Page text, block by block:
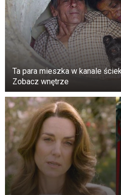
naukowców, którzy
niemu odkryją tajne
na fakt, że pergamin
bez względu na to, jak
używany. UV pomaga go
Jak czytamy w “Daily
odkrycie nastąpiło tuż po
najstarszych
manuskryptów
aukcję.Najstarsza
pochodząca z IX
sprzedana nawet za
oceniają eksperci.
Ta para mieszka w kanale
Zobacz wnętrze